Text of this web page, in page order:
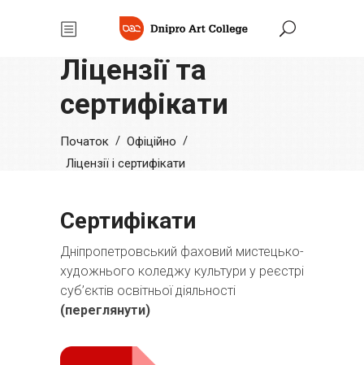
Ліцензії та
сертифікати
Початок / Офіційно /
Ліцензії і сертифікати
Сертифікати
Дніпропетровський фаховий мистецько-
художнього коледжу культури у реєстрі
суб’єктів освітньої діяльності
(переглянути)